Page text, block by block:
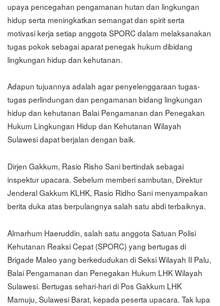
upaya pencegahan pengamanan hutan dan lingkungan
hidup serta meningkatkan semangat dan spirit serta
motivasi kerja setiap anggota SPORC dalam melaksanakan
tugas pokok sebagai aparat penegak hukum dibidang
lingkungan hidup dan kehutanan.
Adapun tujuannya adalah agar penyelenggaraan tugas-
tugas perlindungan dan pengamanan bidang lingkungan
hidup dan kehutanan Balai Pengamanan dan Penegakan
Hukum Lingkungan Hidup dan Kehutanan Wilayah
Sulawesi dapat berjalan dengan baik.
Dirjen Gakkum, Rasio Risho Sani bertindak sebagai
inspektur upacara. Sebelum memberi sambutan, Direktur
Jenderal Gakkum KLHK, Rasio Ridho Sani menyampaikan
berita duka atas berpulangnya salah satu abdi terbaiknya.
Almarhum Haeruddin, salah satu anggota Satuan Polisi
Kehutanan Reaksi Cepat (SPORC) yang bertugas di
Brigade Maleo yang berkedudukan di Seksi Wilayah II Palu,
Balai Pengamanan dan Penegakan Hukum LHK Wilayah
Sulawesi. Bertugas sehari-hari di Pos Gakkum LHK
Mamuju, Sulawesi Barat, kepada peserta upacara. Tak lupa